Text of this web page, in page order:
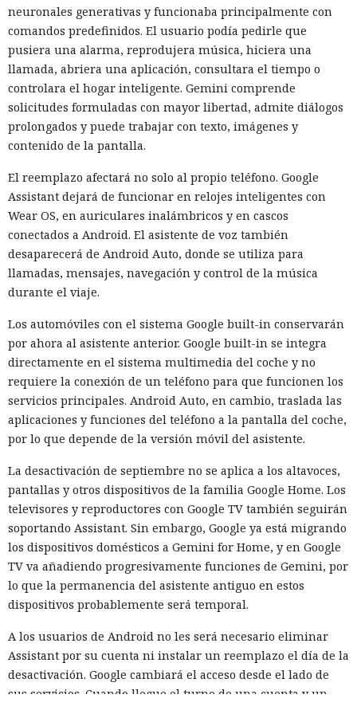
neuronales generativas y funcionaba principalmente con
comandos predefinidos. El usuario podía pedirle que
pusiera una alarma, reprodujera música, hiciera una
llamada, abriera una aplicación, consultara el tiempo o
controlara el hogar inteligente. Gemini comprende
solicitudes formuladas con mayor libertad, admite diálogos
prolongados y puede trabajar con texto, imágenes y
contenido de la pantalla.
El reemplazo afectará no solo al propio teléfono. Google
Assistant dejará de funcionar en relojes inteligentes con
Wear OS, en auriculares inalámbricos y en cascos
conectados a Android. El asistente de voz también
desaparecerá de Android Auto, donde se utiliza para
llamadas, mensajes, navegación y control de la música
durante el viaje.
Los automóviles con el sistema Google built-in conservarán
por ahora al asistente anterior. Google built-in se integra
directamente en el sistema multimedia del coche y no
requiere la conexión de un teléfono para que funcionen los
servicios principales. Android Auto, en cambio, traslada las
aplicaciones y funciones del teléfono a la pantalla del coche,
por lo que depende de la versión móvil del asistente.
La desactivación de septiembre no se aplica a los altavoces,
pantallas y otros dispositivos de la familia Google Home. Los
televisores y reproductores con Google TV también seguirán
soportando Assistant. Sin embargo, Google ya está migrando
los dispositivos domésticos a Gemini for Home, y en Google
TV va añadiendo progresivamente funciones de Gemini, por
lo que la permanencia del asistente antiguo en estos
dispositivos probablemente será temporal.
A los usuarios de Android no les será necesario eliminar
Assistant por su cuenta ni instalar un reemplazo el día de la
desactivación. Google cambiará el acceso desde el lado de
sus servicios. Cuando llegue el turno de una cuenta y un